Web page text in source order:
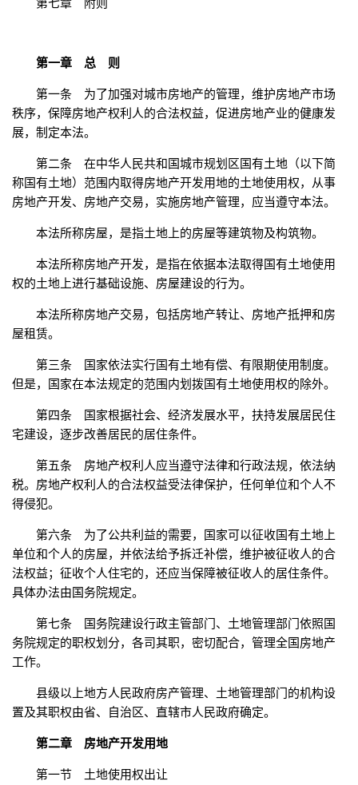
第七章 附则
第一章 总 则
第一条 为了加强对城市房地产的管理，维护房地产市场
秩序，保障房地产权利人的合法权益，促进房地产业的健康发
展，制定本法。
第二条 在中华人民共和国城市规划区国有土地（以下简
称国有土地）范围内取得房地产开发用地的土地使用权，从事
房地产开发、房地产交易，实施房地产管理，应当遵守本法。
本法所称房屋，是指土地上的房屋等建筑物及构筑物。
本法所称房地产开发，是指在依据本法取得国有土地使用
权的土地上进行基础设施、房屋建设的行为。
本法所称房地产交易，包括房地产转让、房地产抵押和房
屋租赁。
第三条 国家依法实行国有土地有偿、有限期使用制度。
但是，国家在本法规定的范围内划拨国有土地使用权的除外。
第四条 国家根据社会、经济发展水平，扶持发展居民住
宅建设，逐步改善居民的居住条件。
第五条 房地产权利人应当遵守法律和行政法规，依法纳
税。房地产权利人的合法权益受法律保护，任何单位和个人不
得侵犯。
第六条 为了公共利益的需要，国家可以征收国有土地上
单位和个人的房屋，并依法给予拆迁补偿，维护被征收人的合
法权益；征收个人住宅的，还应当保障被征收人的居住条件。
具体办法由国务院规定。
第七条 国务院建设行政主管部门、土地管理部门依照国
务院规定的职权划分，各司其职，密切配合，管理全国房地产
工作。
县级以上地方人民政府房产管理、土地管理部门的机构设
置及其职权由省、自治区、直辖市人民政府确定。
第二章 房地产开发用地
第一节 土地使用权出让